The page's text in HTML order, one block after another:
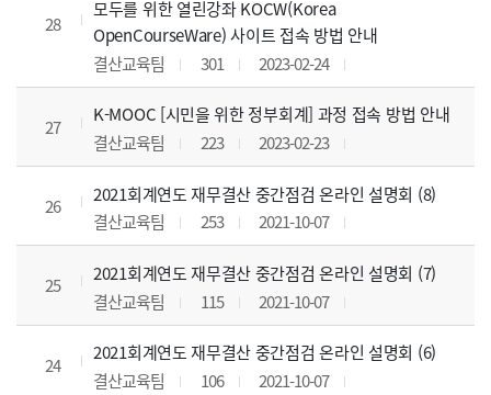
28
모두를 위한 열린강좌 KOCW(Korea
OpenCourseWare) 사이트 접속 방법 안내
결산교육팀
301 2023-02-24
27
K-MOOC [시민을 위한 정부회계] 과정 접속 방법 안내
결산교육팀
223 2023-02-23
26
2021회계연도 재무결산 중간점검 온라인 설명회 (8)
결산교육팀
253 2021-10-07
25
2021회계연도 재무결산 중간점검 온라인 설명회 (7)
결산교육팀
115 2021-10-07
24
2021회계연도 재무결산 중간점검 온라인 설명회 (6)
결산교육팀
106 2021-10-07